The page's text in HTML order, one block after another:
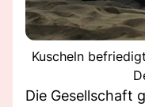
Kuscheln
Die Gesellschaft